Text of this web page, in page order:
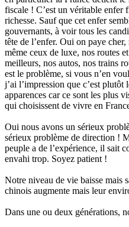
fiscale ! C’est un véritable enfer
richesse. Sauf que cet enfer
gouvernants, à voir tous les
tête de l’enfer. Oui on paye
même ceux de luxe, nos routes
meilleurs, nos autos, nos trains
est le problème, si vous n’en
j’ai l’impression que c’est plutôt
apparences car ce sont les plus
qui choisissent de vivre en
Oui nous avons un sérieux
sérieux problème de direction !
peuple a de l’expérience, il sait
envahi trop. Soyez patient !
Notre niveau de vie baisse mais
chinois augmente mais leur
Dans une ou deux générations,